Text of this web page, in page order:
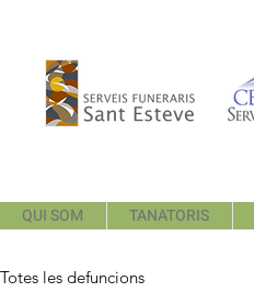
QUI SOM TANATORIS
Totes les defuncions